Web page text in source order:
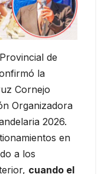
de
la
Cornejo
Organizadora
2026.
en
a los
cuando el